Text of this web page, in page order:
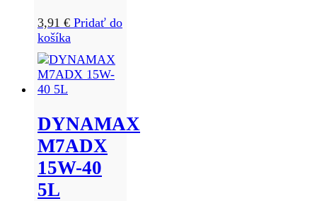
3,91 € Pridať do
košíka
DYNAMAX
M7ADX
15W-40
5L